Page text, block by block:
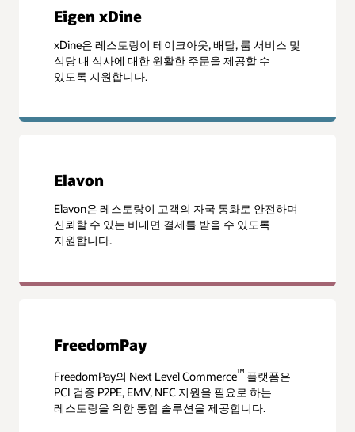
Eigen xDine
xDine은 레스토랑이 테이크아웃, 배달, 룸 서비스 및
식당 내 식사에 대한 원활한 주문을 제공할 수
있도록 지원합니다.
Elavon
Elavon은 레스토랑이 고객의 자국 통화로 안전하며
신뢰할 수 있는 비대면 결제를 받을 수 있도록
지원합니다.
FreedomPay
FreedomPay의 Next Level Commerce™ 플랫폼은
PCI 검증 P2PE, EMV, NFC 지원을 필요로 하는
레스토랑을 위한 통합 솔루션을 제공합니다.